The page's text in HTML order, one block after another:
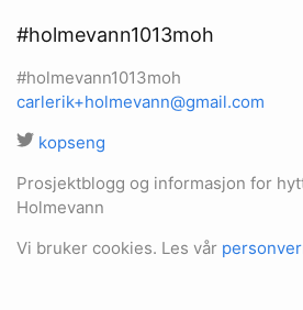
#holmevann1013moh
#holmevann1013moh
carlerik+holmevann@gmail.com
kopseng
Prosjektblogg og informasjon for
Holmevann
Vi bruker cookies. Les vår